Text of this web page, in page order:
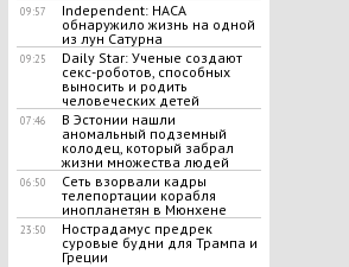
09:57
Independent: НАСА
обнаружило жизнь на одной
из лун Сатурна
09:25
Daily Star: Ученые создают
секс-роботов, способных
выносить и родить
человеческих детей
07:46
В Эстонии нашли
аномальный подземный
колодец, который забрал
жизни множества людей
06:50
Сеть взорвали кадры
телепортации корабля
инопланетян в Мюнхене
23:50
Нострадамус предрек
суровые будни для Трампа и
Греции